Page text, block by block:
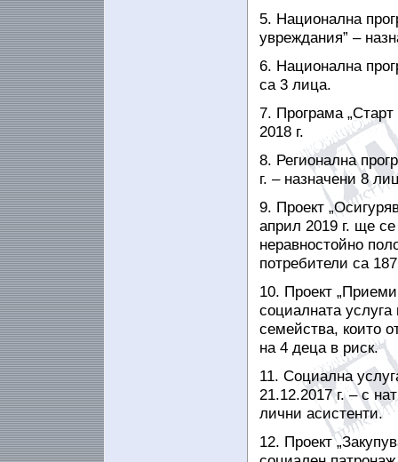
5. Национална
увреждания” –
6. Национална
са 3 лица.
7. Програма
2018 г.
8. Регионална
г. – назначени 8
9. Проект
април 2019 г. ще
неравностойно
потребители са
10. Проект
социалната услуга
семейства, които
на 4 деца в риск.
11. Социална
21.12.2017 г. – с
лични асистенти.
12. Проект